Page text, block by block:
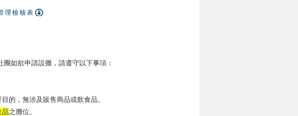
理檢核表
如欲申請設攤，請遵守以下事項：
的，無涉及販售商品或飲食品。
品之攤位。